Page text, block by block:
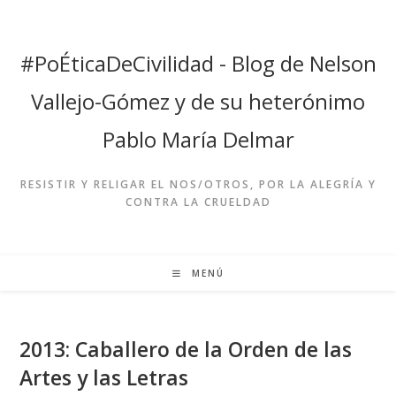
contenido
#PoÉticaDeCivilidad - Blog de Nelson
Vallejo-Gómez y de su heterónimo
Pablo María Delmar
RESISTIR Y RELIGAR EL NOS/OTROS, POR LA ALEGRÍA Y
CONTRA LA CRUELDAD
MENÚ
2013: Caballero de la Orden de las
Artes y las Letras